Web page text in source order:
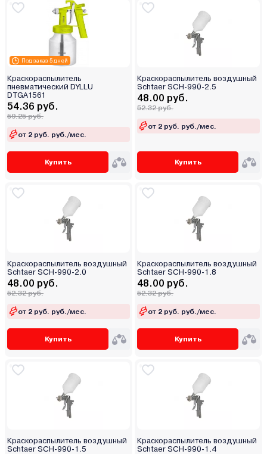
Под заказ 5 дней
Краскораспылитель
пневматический DYLLU
DTGA1561
54.36 руб.
59.25 руб.
от 2 руб. руб./мес.
Купить
Краскораспылитель воздушный
Schtaer SCH-990-2.5
48.00 руб.
52.32 руб.
от 2 руб. руб./мес.
Купить
Краскораспылитель воздушный
Schtaer SCH-990-2.0
48.00 руб.
52.32 руб.
от 2 руб. руб./мес.
Купить
Краскораспылитель воздушный
Schtaer SCH-990-1.8
48.00 руб.
52.32 руб.
от 2 руб. руб./мес.
Купить
Краскораспылитель воздушный
Schtaer SCH-990-1.5
Краскораспылитель воздушный
Schtaer SCH-990-1.4